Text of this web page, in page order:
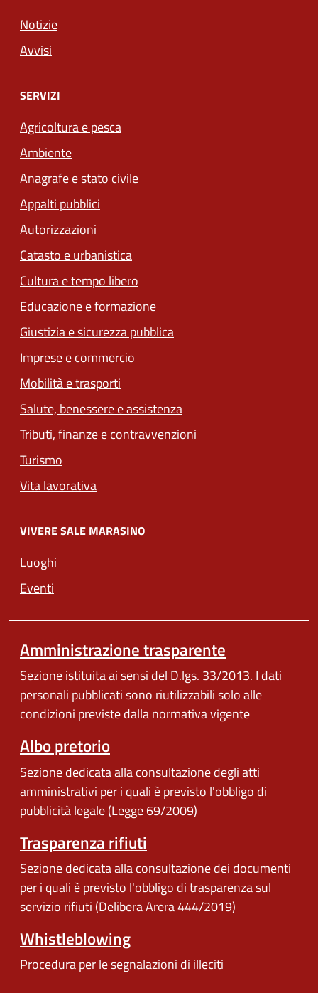
Notizie
Avvisi
SERVIZI
Agricoltura e pesca
Ambiente
Anagrafe e stato civile
Appalti pubblici
Autorizzazioni
Catasto e urbanistica
Cultura e tempo libero
Educazione e formazione
Giustizia e sicurezza pubblica
Imprese e commercio
Mobilità e trasporti
Salute, benessere e assistenza
Tributi, finanze e contravvenzioni
Turismo
Vita lavorativa
VIVERE SALE MARASINO
Luoghi
Eventi
Amministrazione trasparente
Sezione istituita ai sensi del D.lgs. 33/2013. I dati
personali pubblicati sono riutilizzabili solo alle
condizioni previste dalla normativa vigente
Albo pretorio
Sezione dedicata alla consultazione degli atti
amministrativi per i quali è previsto l'obbligo di
pubblicità legale (Legge 69/2009)
Trasparenza rifiuti
Sezione dedicata alla consultazione dei documenti
per i quali è previsto l'obbligo di trasparenza sul
servizio rifiuti (Delibera Arera 444/2019)
Whistleblowing
Procedura per le segnalazioni di illeciti